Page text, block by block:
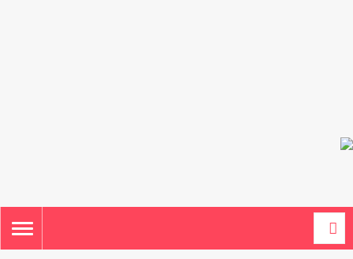
TOGGLE
NAVIGATION